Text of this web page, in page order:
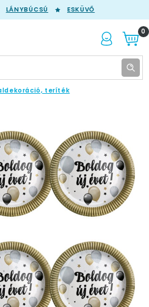
LÁNYBÚCSÚ ESKÜVŐ
0
teríték